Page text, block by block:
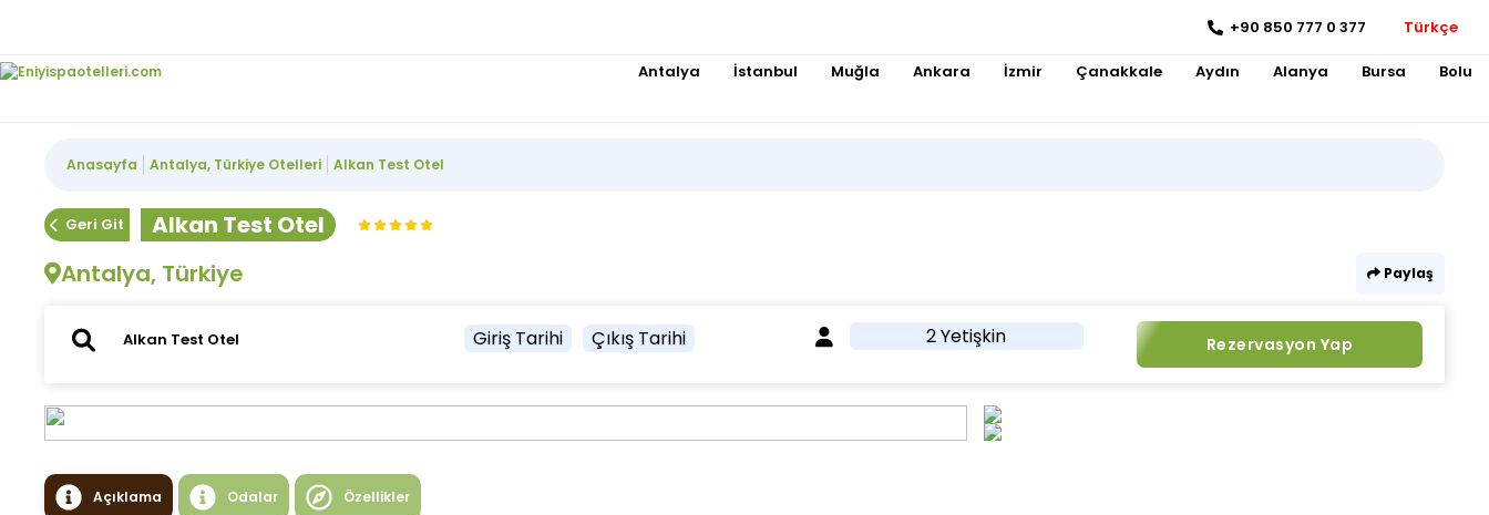
+90 850 777 0 377 Türkçe
Antalya İstanbul Muğla Ankara İzmir Çanakkale Aydın Alanya Bursa Bolu
Anasayfa Antalya, Türkiye Otelleri Alkan Test Otel
Geri Git
Alkan Test Otel
Antalya, Türkiye
Paylaş
Giriş Tarihi Çıkış Tarihi 2 Yetişkin Rezervasyon Yap
Açıklama Odalar Özellikler